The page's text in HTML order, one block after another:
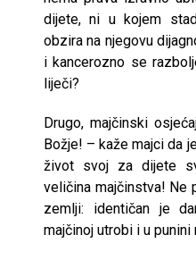
dijete, ni u kojem
obzira na njegovu
i kancerozno se
liječi?
Drugo, majčinski
Božje! – kaže majci da
život svoj za dijete
veličina majčinstva! Ne
zemlji: identičan je
majčinoj utrobi i u punini